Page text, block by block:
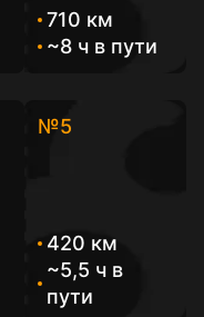
710 км
~8 ч в пути
№5
420 км
~5,5 ч в
пути